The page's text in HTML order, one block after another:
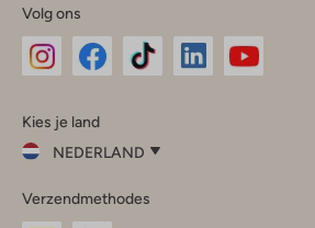
Volg ons
InstagramFacebook
Kies je land
NEDERLAND
je
land
Verzendmethodes